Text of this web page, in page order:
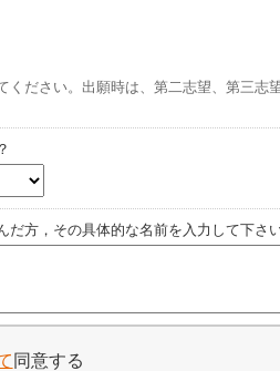
ださい。出願時は、第二志望、第三志
だ方，その具体的な名前を入力して下さ
同意する